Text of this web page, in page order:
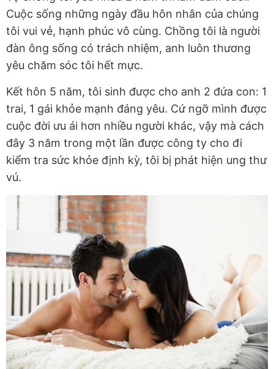
Cuộc sống những ngày đầu hôn nhân của chúng
tôi vui vẻ, hạnh phúc vô cùng. Chồng tôi là người
đàn ông sống có trách nhiệm, anh luôn thương
yêu chăm sóc tôi hết mực.
Kết hôn 5 năm, tôi sinh được cho anh 2 đứa con: 1
trai, 1 gái khỏe mạnh đáng yêu. Cứ ngỡ mình được
cuộc đời ưu ái hơn nhiều người khác, vậy mà cách
đây 3 năm trong một lần được công ty cho đi
kiểm tra sức khỏe định kỳ, tôi bị phát hiện ung thư
vú.